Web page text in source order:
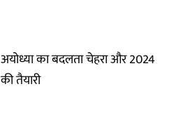
अयोध्या का बदलता चेहरा और 2024
की तैयारी